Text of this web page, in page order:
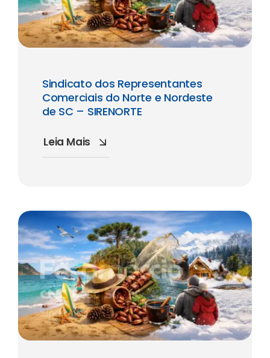
Sindicato dos Representantes
Comerciais do Norte e Nordeste
de SC – SIRENORTE
Leia Mais